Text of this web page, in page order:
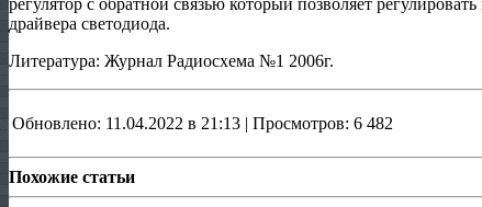
драйвера светодиода.
Литература: Журнал Радиосхема №1 2006г.
Обновлено: 11.04.2022 в 21:13 | Просмотров: 6 482
Похожие статьи